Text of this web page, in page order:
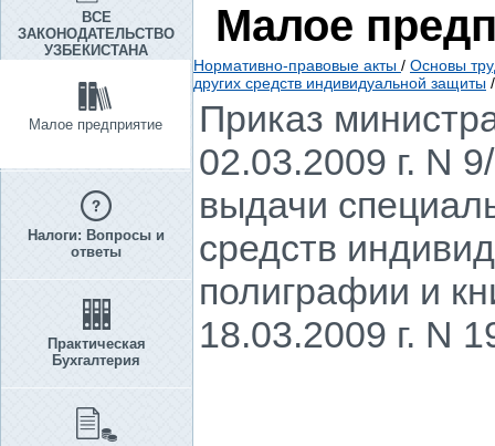
ВСЕ
ЗАКОНОДАТЕЛЬСТВО
УЗБЕКИСТАНА
Малое предприятие
Налоги: Вопросы и
ответы
Практическая
Бухгалтерия
Малое
Нормативно-правовые акты / Основы
других средств индивидуальной защиты /
Приказ
02.03.2009 г. N
выдачи
средств
полиграфии и
18.03.2009 г. N